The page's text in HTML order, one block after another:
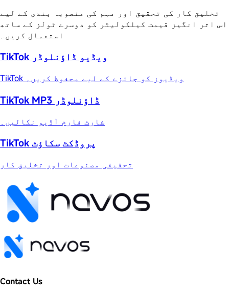
تخلیق کار کی تحقیق اور مہم کی منصوبہ بندی کے لیے
اس اثر انگیز قیمت کیلکولیٹر کو دوسرے ٹولز کے ساتھ
استعمال کریں۔
TikTok ویڈیو ڈاؤنلوڈر
TikTok ویڈیوز کو جائزے کے لیے محفوظ کریں۔
TikTok MP3 ڈاؤنلوڈر
شارٹ فارم آڈیو نکالیں۔
TikTok پروڈکٹ سکاؤٹ
تحقیقی مصنوعات اور تخلیق کار
Contact Us